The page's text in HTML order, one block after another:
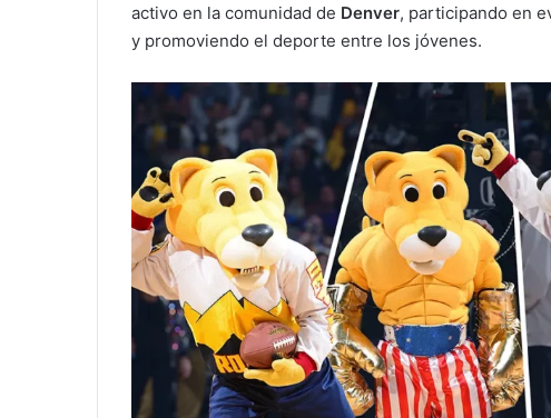
activo en la comunidad de Denver, participando en
y promoviendo el deporte entre los jóvenes.